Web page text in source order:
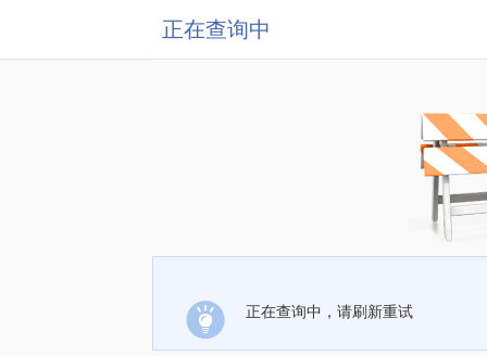
正在查询中
正在查询中，请刷新重试